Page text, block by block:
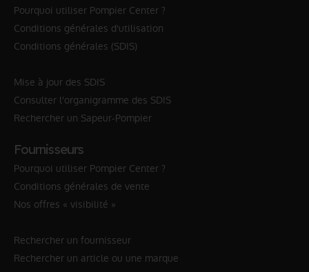
Pourquoi utiliser Pompier Center ?
Conditions générales d'utilisation
Conditions générales (SDIS)
Mise à jour des SDIS
Consulter l'organigramme des SDIS
Rechercher un Sapeur-Pompier
Fournisseurs
Pourquoi utiliser Pompier Center ?
Conditions générales de vente
Nos offres « visibilité »
Rechercher un fournisseur
Rechercher un article ou une marque